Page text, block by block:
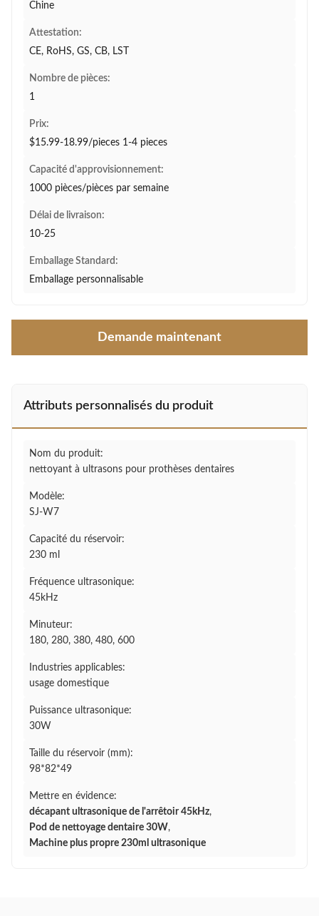
Chine
Attestation:
CE, RoHS, GS, CB, LST
Nombre de pièces:
1
Prix:
$15.99-18.99/pieces 1-4 pieces
Capacité d'approvisionnement:
1000 pièces/pièces par semaine
Délai de livraison:
10-25
Emballage Standard:
Emballage personnalisable
Demande maintenant
Attributs personnalisés du produit
Nom du produit:
nettoyant à ultrasons pour prothèses dentaires
Modèle:
SJ-W7
Capacité du réservoir:
230 ml
Fréquence ultrasonique:
45kHz
Minuteur:
180, 280, 380, 480, 600
Industries applicables:
usage domestique
Puissance ultrasonique:
30W
Taille du réservoir (mm):
98*82*49
Mettre en évidence:
décapant ultrasonique de l'arrêtoir 45kHz,
Pod de nettoyage dentaire 30W,
Machine plus propre 230ml ultrasonique